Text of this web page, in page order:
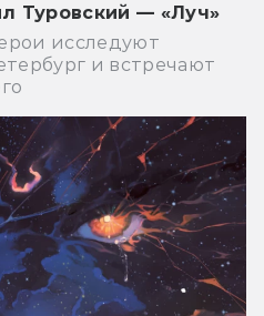
Туровский — «Луч»
исследуют
и встречают